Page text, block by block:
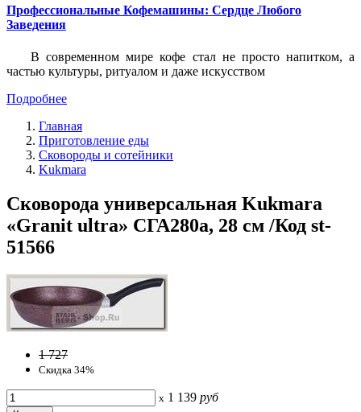
Профессиональные Кофемашины: Сердце Любого
Заведения
В современном мире кофе стал не просто напитком, а
частью культуры, ритуалом и даже искусством
Подробнее
Главная
Приготовление еды
Сковороды и сотейники
Kukmara
Сковорода универсальная Kukmara
«Granit ultra» СГА280а, 28 см /Код st-
51566
1 727
Скидка 34%
x 1 139 руб